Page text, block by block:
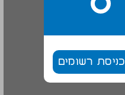
כניסת רשומים